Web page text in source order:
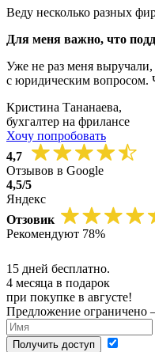
Веду несколько разных
Для меня важно, что
Уже не раз меня
с юридическим вопросом.
Кристина Тананаева,
бухгалтер на фрилансе
Хочу попробовать
4,7
Отзывов в Google
4,5/5
Яндекс
Отзовик
Рекомендуют 78%
15 дней бесплатно.
4 месяца в подарок
при покупке в августе!
Предложение ограничено
Получить доступ